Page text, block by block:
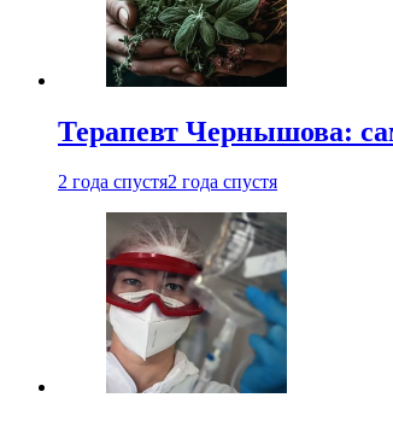
Терапевт Чернышова:
2 года спустя2 года спустя